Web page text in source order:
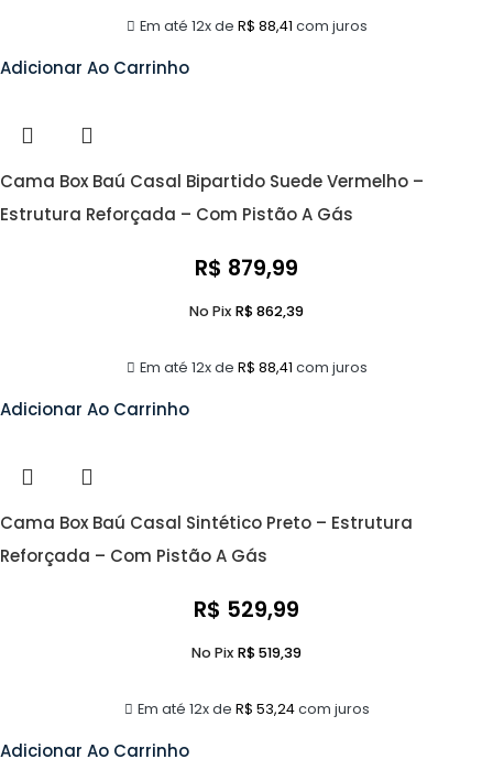
Em até 12x de R$ 88,41 com juros
Adicionar Ao Carrinho
Cama Box Baú Casal Bipartido Suede Vermelho –
Estrutura Reforçada – Com Pistão A Gás
R$ 879,99
Em até 12x de R$ 88,41 com juros
No Pix R$862,39
Adicionar Ao Carrinho
Cama Box Baú Casal Sintético Preto – Estrutura
Reforçada – Com Pistão A Gás
R$ 529,99
Em até 12x de R$ 53,24com juros
No Pix R$519,39
Adicionar Ao Carrinho